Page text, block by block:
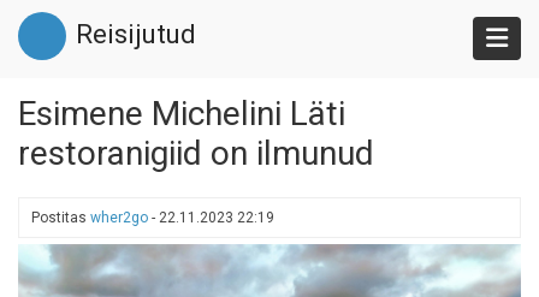
Liigu
edasi
põhisisu
Reisijutud
Esimene Michelini Läti
restoranigiid on ilmunud
Postitas wher2go - 22.11.2023 22:19